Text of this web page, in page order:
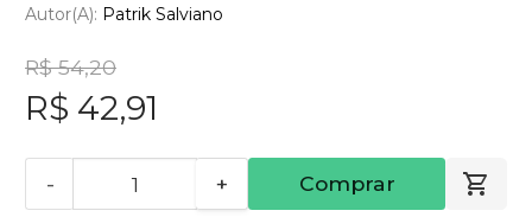
Autor(a): Patrik Salviano
R$ 54,20
R$ 42,91
- + Comprar